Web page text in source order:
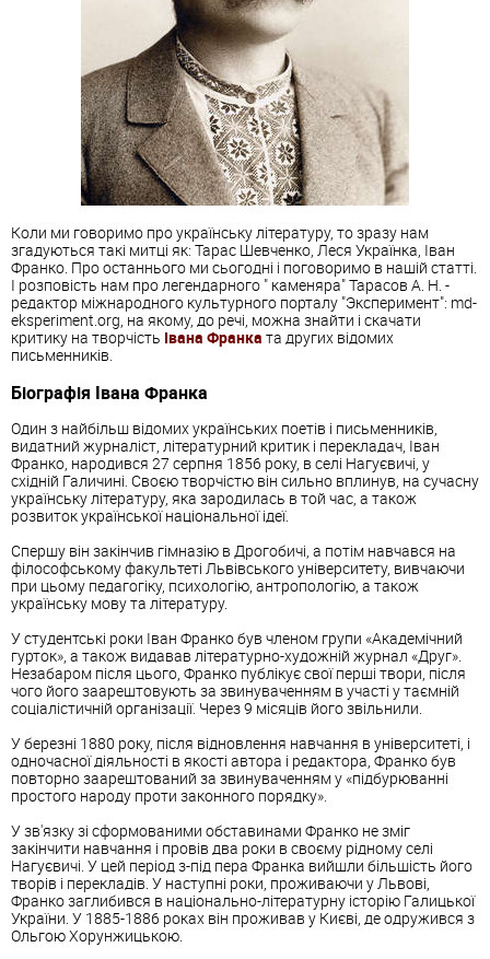
Коли ми говоримо про українську літературу, то зразу нам
згадуються такі митці як: Тарас Шевченко, Леся Українка, Іван
Франко. Про останнього ми сьогодні і поговоримо в нашій статті.
І розповість нам про легендарного " каменяра" Тарасов А. Н. -
редактор міжнародного культурного порталу "Эксперимент": md-
eksperiment.org, на якому, до речі, можна знайти і скачати
критику на творчість Івана Франка та других відомих
письменників.
Біографія Івана Франка
Один з найбільш відомих українських поетів і письменників,
видатний журналіст, літературний критик і перекладач, Іван
Франко, народився 27 серпня 1856 року, в селі Нагуєвичі, у
східній Галичині. Своєю творчістю він сильно вплинув, на сучасну
українську літературу, яка зародилась в той час, а також
розвиток української національної ідеї.
Спершу він закінчив гімназію в Дрогобичі, а потім навчався на
філософському факультеті Львівського університету, вивчаючи
при цьому педагогіку, психологію, антропологію, а також
українську мову та літературу.
У студентські роки Іван Франко був членом групи «Академічний
гурток», а також видавав літературно-художній журнал «Друг».
Незабаром після цього, Франко публікує свої перші твори, після
чого його заарештовують за звинуваченням в участі у таємній
соціалістичній організації. Через 9 місяців його звільнили.
У березні 1880 року, після відновлення навчання в університеті, і
одночасної діяльності в якості автора і редактора, Франко був
повторно заарештований за звинуваченням у «підбурюванні
простого народу проти законного порядку».
У зв'язку зі сформованими обставинами Франко не зміг
закінчити навчання і провів два роки в своєму рідному селі
Нагуєвичі. У цей період з-під пера Франка вийшли більшість його
творів і перекладів. У наступні роки, проживаючи у Львові,
Франко заглибився в національно-літературну історію Галицької
України. У 1885-1886 роках він проживав у Києві, де одружився з
Ольгою Хорунжицькою.